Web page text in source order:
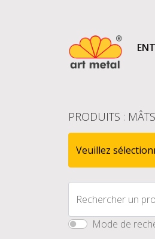
PRODUITS :
Veuillez
Rechercher un
Mode de